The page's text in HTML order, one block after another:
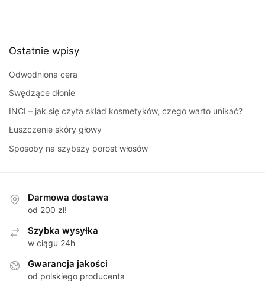
Ostatnie wpisy
Odwodniona cera
Swędzące dłonie
INCI – jak się czyta skład kosmetyków, czego warto unikać?
Łuszczenie skóry głowy
Sposoby na szybszy porost włosów
Darmowa dostawa
od 200 zł!
Szybka wysyłka
w ciągu 24h
Gwarancja jakości
od polskiego producenta